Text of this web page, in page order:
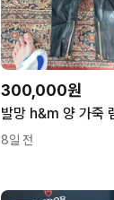
300,000원
8일 전